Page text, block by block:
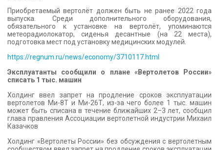
Приобретаемый вертолёт должен быть не ранее 2022 года
выпуска. Среди дополнительного оборудования,
обязательного к установке на вертолёт, упоминаются
метеорадиолокатор, сиденья десантные (на 22 места),
подготовка мест под установку медицинских модулей.
https://regnum.ru/news/economy/3710117.html
Эксплуатанты сообщили о плане «Вертолетов России»
списать 1 тыс. машин
Холдинг ввел запрет на продление сроков эксплуатации
вертолетов Ми-8Т и Ми-26Т, из-за чего более 1 тыс. машин
может быть списана в течение ближайших 2–3 лет, сообщил
глава правления Ассоциации вертолетной индустрии Михаил
Казачков
Холдинг «Вертолеты России» без обсуждения с вертолетным